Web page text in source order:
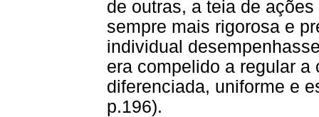
de outras, a teia de
sempre mais rigorosa e
individual
era compelido a regular
diferenciada, uniforme e
p.196).